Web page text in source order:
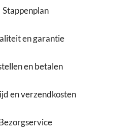
Stappenplan
en garantie
en betalen
en verzendkosten